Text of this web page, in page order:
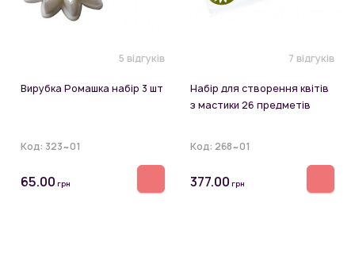
5 відгуків
Вирубка Ромашка набір 3 шт
Код: 323~01
65.00 грн
7 відгуків
Набір для створення квітів
з мастики 26 предметів
Код: 268~01
377.00 грн